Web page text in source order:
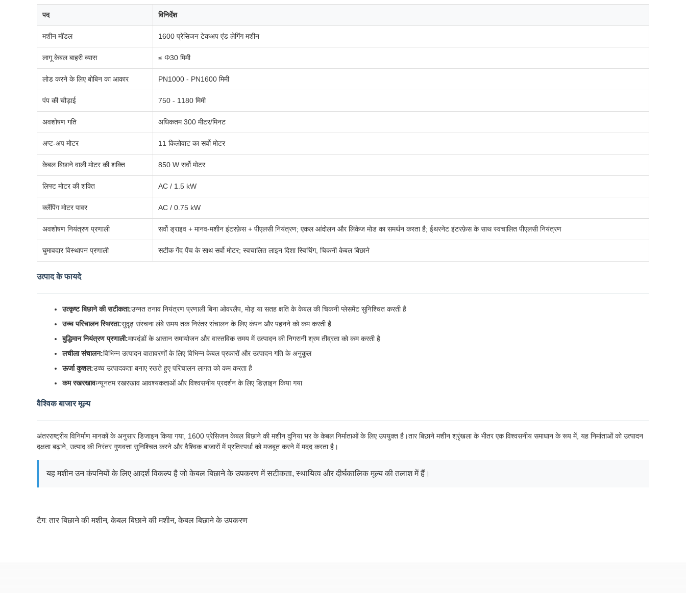
पद विनिर्देश
मशीन मॉडल 1600 प्रेसिजन टेकअप एंड लेगिंग मशीन
लागू केबल बाहरी व्यास ≤ Φ30 मिमी
लोड करने के लिए बोबिन का आकार PN1000 - PN1600 मिमी
पंप की चौड़ाई 750 - 1180 मिमी
अवशोषण गति अधिकतम 300 मीटर/मिनट
अप्ट-अप मोटर 11 किलोवाट का सर्वो मोटर
केबल बिछाने वाली मोटर की शक्ति 850 W सर्वो मोटर
लिफ्ट मोटर की शक्ति AC / 1.5 kW
क्लैंपिंग मोटर पावर AC / 0.75 kW
अवशोषण नियंत्रण प्रणाली सर्वो ड्राइव + मानव-मशीन इंटरफ़ेस + पीएलसी नियंत्रण; एकल आंदोलन और लिंकेज मोड का समर्थन करता है; ईथरनेट इंटरफ़ेस के साथ स्वचालित पीएलसी नियंत्रण
घुमावदार विस्थापन प्रणाली सटीक गेंद पेंच के साथ सर्वो मोटर; स्वचालित लाइन दिशा स्विचिंग, चिकनी केबल बिछाने
उत्पाद के फायदे
उत्कृष्ट बिछाने की सटीकता:उन्नत तनाव नियंत्रण प्रणाली बिना ओवरलैप, मोड़ या सतह क्षति के केबल की चिकनी प्लेसमेंट सुनिश्चित करती है
उच्च परिचालन स्थिरता:सुदृढ़ संरचना लंबे समय तक निरंतर संचालन के लिए कंपन और पहनने को कम करती है
बुद्धिमान नियंत्रण प्रणाली:मापदंडों के आसान समायोजन और वास्तविक समय में उत्पादन की निगरानी श्रम तीव्रता को कम करती है
लचीला संचालन:विभिन्न उत्पादन वातावरणों के लिए विभिन्न केबल प्रकारों और उत्पादन गति के अनुकूल
ऊर्जा कुशल:उच्च उत्पादकता बनाए रखते हुए परिचालन लागत को कम करता है
कम रखरखावःन्यूनतम रखरखाव आवश्यकताओं और विश्वसनीय प्रदर्शन के लिए डिज़ाइन किया गया
वैश्विक बाजार मूल्य
अंतरराष्ट्रीय विनिर्माण मानकों के अनुसार डिजाइन किया गया, 1600 प्रेसिजन केबल बिछाने की मशीन दुनिया भर के केबल निर्माताओं के लिए उपयुक्त है।तार बिछाने मशीन श्रृंखला के भीतर एक विश्वसनीय समाधान के रूप में, यह निर्माताओं को उत्पादन
दक्षता बढ़ाने, उत्पाद की निरंतर गुणवत्ता सुनिश्चित करने और वैश्विक बाजारों में प्रतिस्पर्धा को मजबूत करने में मदद करता है।
यह मशीन उन कंपनियों के लिए आदर्श विकल्प है जो केबल बिछाने के उपकरण में सटीकता, स्थायित्व और दीर्घकालिक मूल्य की तलाश में हैं।
टैग:तार बिछाने की मशीन, केबल बिछाने की मशीन, केबल बिछाने के उपकरण